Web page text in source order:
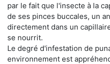
par le fait que l'insecte à la
de ses pinces buccales, un
directement dans un
se nourrit.
Le degré d'infestation de
environnement est